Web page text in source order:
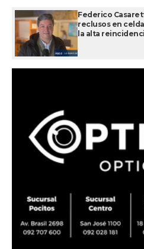
Federico
reclusos en
la alta